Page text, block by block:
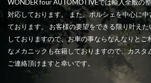
WONDER four AUTOMOTIVEでは輸入全般の
対応しております。 また、ポルシェを中心に中
ております。 お客様の要望をできる限り叶え
しておりますので、お車の事ならなんなりとご
なメカニックも在籍しておりますので、カスタ
ご連絡頂けますと幸いです。